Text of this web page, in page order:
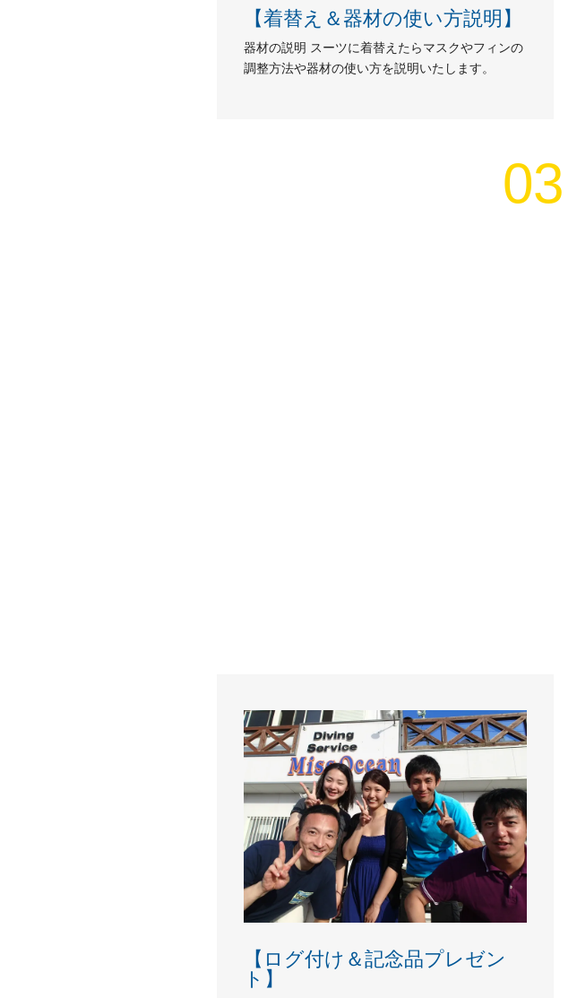
【着替え＆器材の使い方説明】
器材の説明 スーツに着替えたらマスクやフィンの
調整方法や器材の使い方を説明いたします。
03
【ログ付け＆記念品プレゼン
ト】